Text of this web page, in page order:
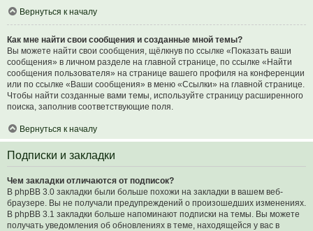
Вернуться к началу
Как мне найти свои сообщения и созданные мной темы?
Вы можете найти свои сообщения, щёлкнув по ссылке «Показать ваши
сообщения» в личном разделе на главной странице, по ссылке «Найти
сообщения пользователя» на странице вашего профиля на конференции
или по ссылке «Ваши сообщения» в меню «Ссылки» на главной странице.
Чтобы найти созданные вами темы, используйте страницу расширенного
поиска, заполнив соответствующие поля.
Вернуться к началу
Подписки и закладки
Чем закладки отличаются от подписок?
В phpBB 3.0 закладки были больше похожи на закладки в вашем веб-
браузере. Вы не получали предупреждений о произошедших изменениях.
В phpBB 3.1 закладки больше напоминают подписки на темы. Вы можете
получать уведомления об обновлениях в теме, находящейся у вас в